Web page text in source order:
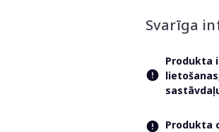
Svarīga
Produkta
Produkta